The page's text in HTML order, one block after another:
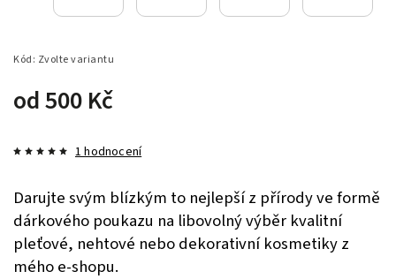
Kód: Zvolte variantu
od500 Kč
1 hodnocení
Darujte svým blízkým to nejlepší z přírody ve formě
dárkového poukazu na libovolný výběr kvalitní
pleťové, nehtové nebo dekorativní kosmetiky z
mého e-shopu.